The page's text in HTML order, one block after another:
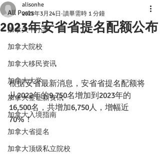
All Posts
加拿大中小学
加拿大院校
加拿大移民资讯
加拿大大学
加拿大签证新资讯
加拿大入境指南
加拿大省提名
加拿大顶级私立院校
2023年安省省提名配额公布
alisonhe
2023年3月24日 讀畢需時 1 分鐘
根据安省最新消息，安省省提名配额将
从2022年的9,750名增加到2023年的
16,500名，共增加6,750人，增幅近
70%！